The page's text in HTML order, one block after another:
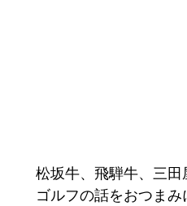
松坂牛、飛騨牛、三
ゴルフの話をおつま